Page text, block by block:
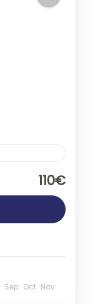
110€
Sep Oct Nov